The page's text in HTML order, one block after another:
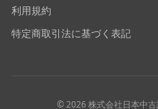
利用規約
特定商取引法に基づく表記
©2026株式会社日本中